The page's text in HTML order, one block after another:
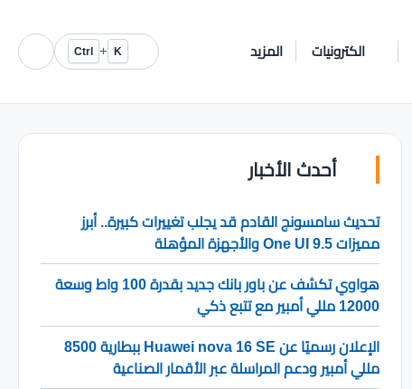
الكترونيات المزيد K
+
Ctrl
أحدث الأخبار
تحديث سامسونج القادم قد يجلب تغييرات كبيرة.. أبرز
مميزات One UI 9.5 والأجهزة المؤهلة
هواوي تكشف عن باور بانك جديد بقدرة 100 واط وسعة
12000 مللي أمبير مع تتبع ذكي
الإعلان رسميًا عن Huawei nova 16 SE ببطارية 8500
مللي أمبير ودعم المراسلة عبر الأقمار الصناعية